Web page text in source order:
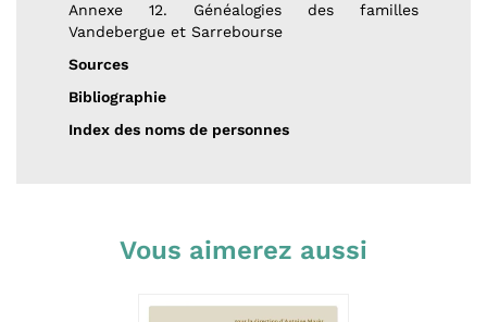
Annexe 12. Généalogies des familles
Vandebergue et Sarrebourse
Sources
Bibliographie
Index des noms de personnes
Vous aimerez aussi